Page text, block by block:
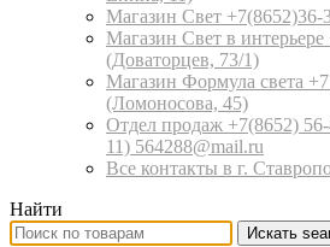
Магазин Свет +7(8652)36-
Магазин Свет в
(Доваторцев, 73/1)
Магазин Формула света
(Ломоносова, 45)
Отдел продаж +7(8652)
11) 564288@mail.ru
Все контакты в г.
Найти
Искать